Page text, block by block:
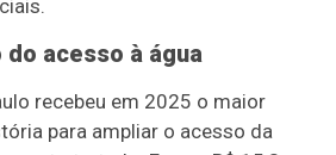
acesso à água
recebeu em 2025 o maior
para ampliar o acesso da